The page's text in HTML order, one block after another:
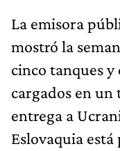
La emisora
mostró la
cinco tanques
cargados en
entrega a
Eslovaquia